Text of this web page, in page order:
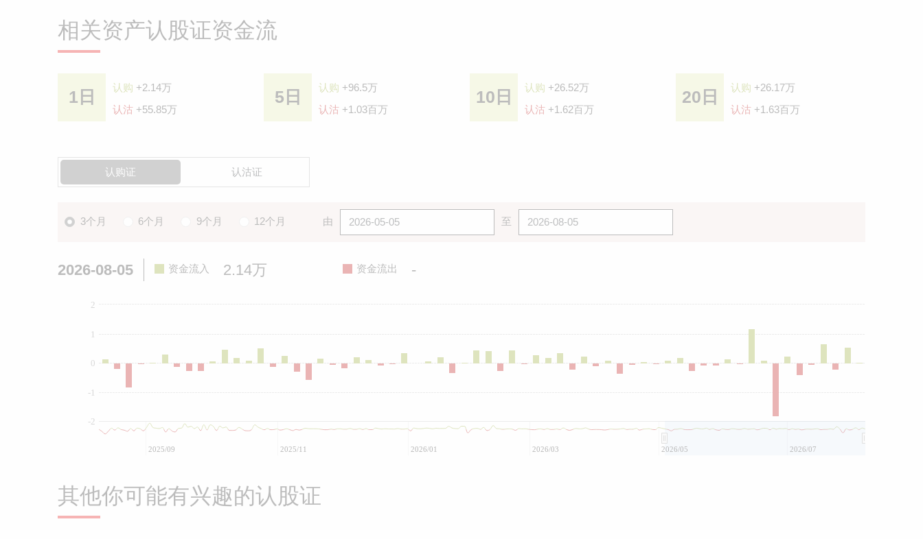
相关资产认股证资金流
1日 认购 +2.14万
认沽 +55.85万
5日 认购 +96.5万
认沽 +1.03百万
10日 认购 +26.52万
认沽 +1.62百万
20日 认购 +26.17万
认沽 +1.63百万
认购证 认沽证
3个月 6个月 9个月 12个月 由 至
2026-08-05 资金流入 2.14万 资金流出 -
-2
0
2
-1
1
2025/09 2025/11 2026/01 2026/03 2026/05 2026/07
其他你可能有兴趣的认股证